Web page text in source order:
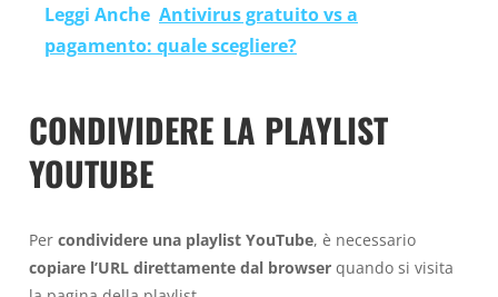
Leggi Anche Antivirus gratuito vs a
pagamento: quale scegliere?
CONDIVIDERE LA PLAYLIST
YOUTUBE
Per condividere una playlist YouTube, è necessario
copiare l’URL direttamente dal browser quando si visita